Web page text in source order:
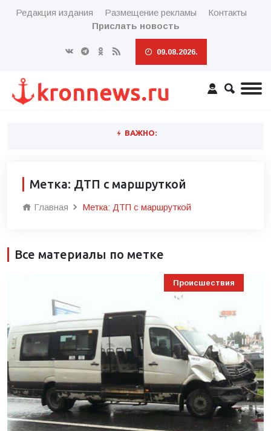
Редакция издания Размещение рекламы
Контакты
Прислать новость
09.08.2026.
ВАЖНО:
Метка: ДТП с маршруткой
Главная Метка: ДТП с маршруткой
Все материалы по метке
Происшествия